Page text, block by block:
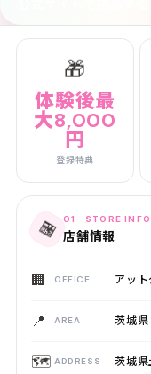
🎁
体験後最
大8,000
円
登録特典
🏪 01 · STORE INFO
店舗情報
🏢 OFFICE アッ
📍 AREA 茨城県
🗺️ ADDRESS 茨城